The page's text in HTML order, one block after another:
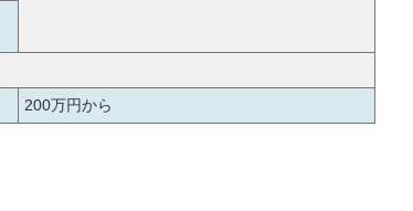
200万円から